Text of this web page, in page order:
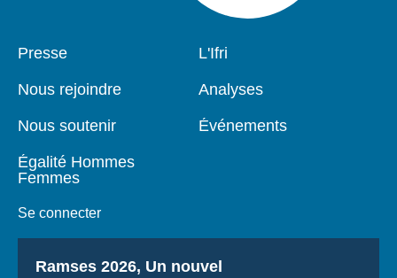
Pied
Presse
Nous rejoindre
Nous soutenir
Égalité Hommes
Femmes
Se connecter
Navigation
L'Ifri
Analyses
Événements
Titre
Ramses 2026, Un nouvel